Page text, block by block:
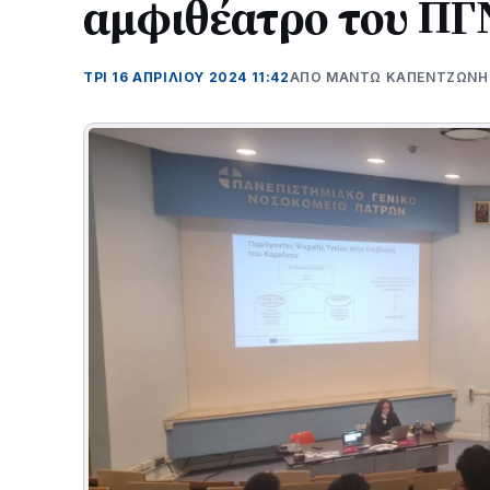
αμφιθέατρο του
ΤΡΊ 16 ΑΠΡΙΛΊΟΥ 2024 11:42ΑΠΌ ΜΑΝΤΩ ΚΑΠΕΝΤΖΩΝΗ